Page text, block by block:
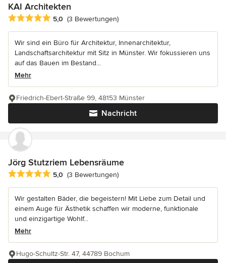
KAI Architekten
Durchschnittliche Bewertung: 5 von 5 Sternen
5,0 (3 Bewertungen)
Wir sind ein Büro für Architektur, Innenarchitektur,
Landschaftsarchitektur mit Sitz in Münster. Wir fokussieren uns
auf das Bauen im Bestand...
Mehr
Nachricht
Friedrich-Ebert-Straße 99, 48153 Münster
Jörg Stutzriem Lebensräume
Durchschnittliche Bewertung: 5 von 5 Sternen
5,0 (3 Bewertungen)
Wir gestalten Bäder, die begeistern! Mit Liebe zum Detail und
einem Auge für Ästhetik schaffen wir moderne, funktionale
und einzigartige Wohlf...
Mehr
Hugo-Schultz-Str. 47, 44789 Bochum